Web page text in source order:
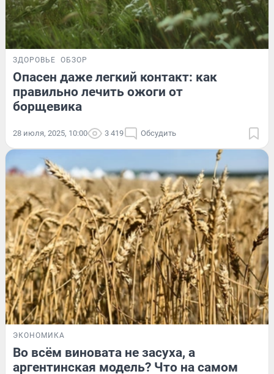
ЗДОРОВЬЕ ОБЗОР
Опасен даже легкий контакт: как
правильно лечить ожоги от
борщевика
28 июля, 2025, 10:00 3 419 Обсудить
ЭКОНОМИКА
Во всём виновата не засуха, а
аргентинская модель? Что на самом